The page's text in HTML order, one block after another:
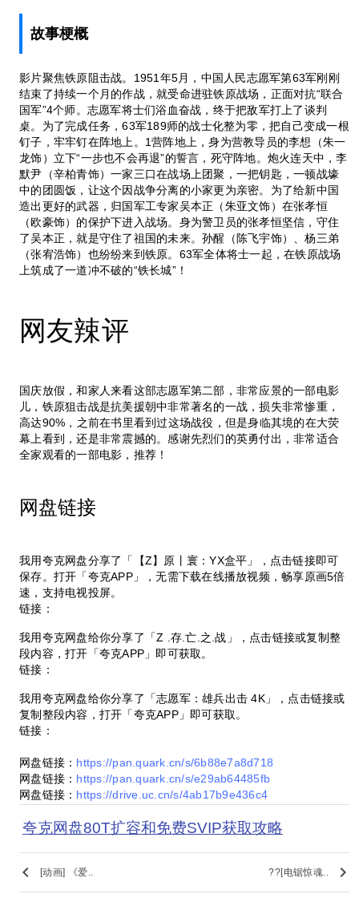
故事梗概
影片聚焦铁原阻击战。1951年5月，中国人民志愿军第63军刚刚
结束了持续一个月的作战，就受命进驻铁原战场，正面对抗“联合
国军”4个师。志愿军将士们浴血奋战，终于把敌军打上了谈判
桌。为了完成任务，63军189师的战士化整为零，把自己变成一根
钉子，牢牢钉在阵地上。1营阵地上，身为营教导员的李想（朱一
龙饰）立下“一步也不会再退”的誓言，死守阵地。炮火连天中，李
默尹（辛柏青饰）一家三口在战场上团聚，一把钥匙，一顿战壕
中的团圆饭，让这个因战争分离的小家更为亲密。为了给新中国
造出更好的武器，归国军工专家吴本正（朱亚文饰）在张孝恒
（欧豪饰）的保护下进入战场。身为警卫员的张孝恒坚信，守住
了吴本正，就是守住了祖国的未来。孙醒（陈飞宇饰）、杨三弟
（张宥浩饰）也纷纷来到铁原。63军全体将士一起，在铁原战场
上筑成了一道冲不破的“铁长城”！
网友辣评
国庆放假，和家人来看这部志愿军第二部，非常应景的一部电影
儿，铁原狙击战是抗美援朝中非常著名的一战，损失非常惨重，
高达90%，之前在书里看到过这场战役，但是身临其境的在大荧
幕上看到，还是非常震撼的。感谢先烈们的英勇付出，非常适合
全家观看的一部电影，推荐！
网盘链接
我用夸克网盘分享了「【Z】原丨寰：YX盒平」，点击链接即可
保存。打开「夸克APP」，无需下载在线播放视频，畅享原画5倍
速，支持电视投屏。
链接：
我用夸克网盘给你分享了「Z .存.亡.之.战」，点击链接或复制整
段内容，打开「夸克APP」即可获取。
链接：
我用夸克网盘给你分享了「志愿军：雄兵出击 4K」，点击链接或
复制整段内容，打开「夸克APP」即可获取。
链接：
网盘链接： https://pan.quark.cn/s/6b88e7a8d718
网盘链接： https://pan.quark.cn/s/e29ab64485fb
网盘链接： https://drive.uc.cn/s/4ab17b9e436c4
夸克网盘80T扩容和免费SVIP获取攻略
keyboard_arrow_left [动画] 《爱.. ??[电锯惊魂.. keyboard_arrow_right